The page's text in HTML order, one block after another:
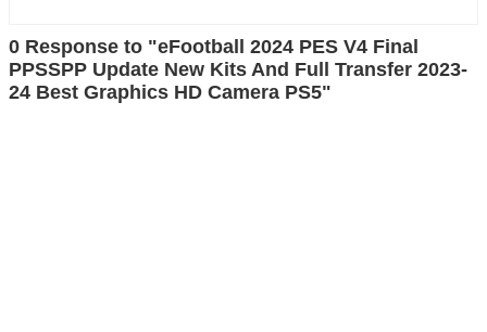
0 Response to "eFootball 2024 PES V4 Final
PPSSPP Update New Kits And Full Transfer 2023-
24 Best Graphics HD Camera PS5"